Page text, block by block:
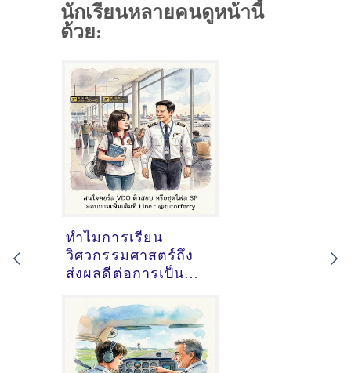
นักเรียนหลายคนดูหน้านี้
ด้วย:
ทำไมการเรียน
วิศวกรรมศาสตร์ถึง
ส่งผลดีต่อการเป็น